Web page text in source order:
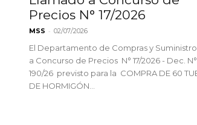
Precios N° 17/2026
MSS - 02/07/2026
El Departamento de Compras y
a Concurso de Precios N° 17/2026 - Dec. N°
190/26 previsto para la COMPRA DE 60
DE HORMIGÓN...